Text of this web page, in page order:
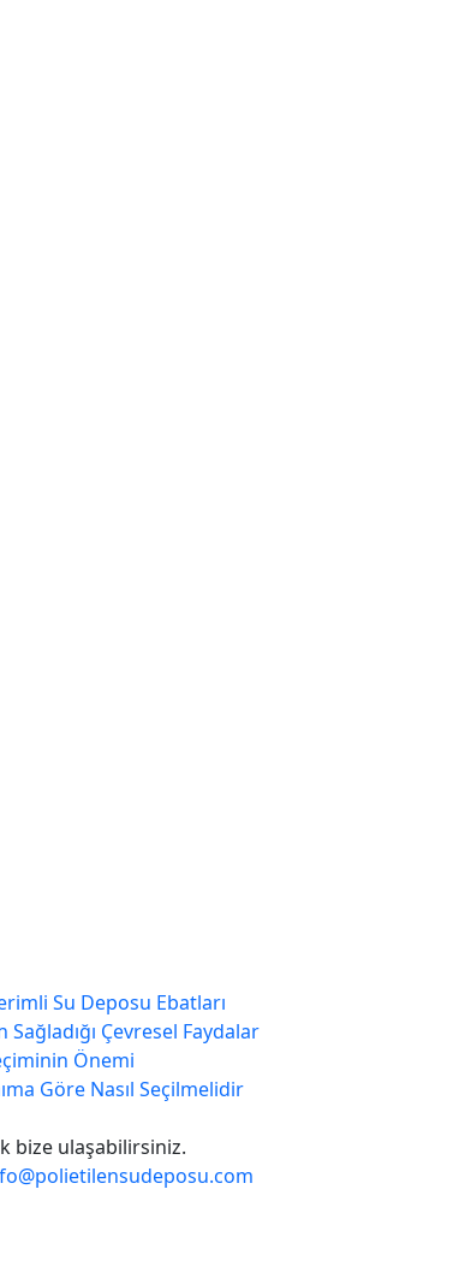
Su Deposu Ebatları
Çevresel Faydalar
Önemi
Göre Nasıl Seçilmelidir
bize ulaşabilirsiniz.